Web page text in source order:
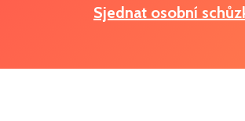
Sjednat osobní